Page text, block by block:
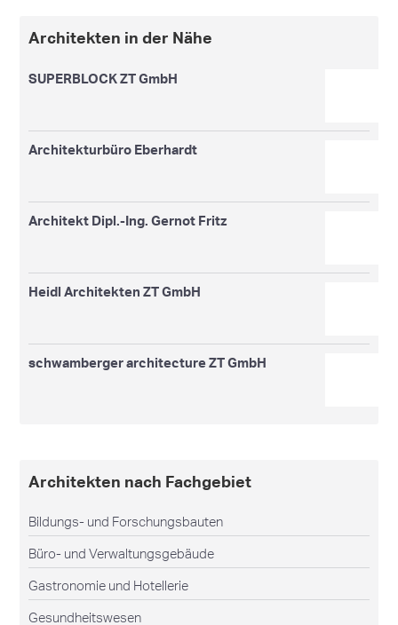
Architekten in der Nähe
SUPERBLOCK ZT GmbH
Architekturbüro Eberhardt
Architekt Dipl.-Ing. Gernot Fritz
Heidl Architekten ZT GmbH
schwamberger architecture ZT GmbH
Architekten nach Fachgebiet
Bildungs- und Forschungsbauten
Büro- und Verwaltungsgebäude
Gastronomie und Hotellerie
Gesundheitswesen